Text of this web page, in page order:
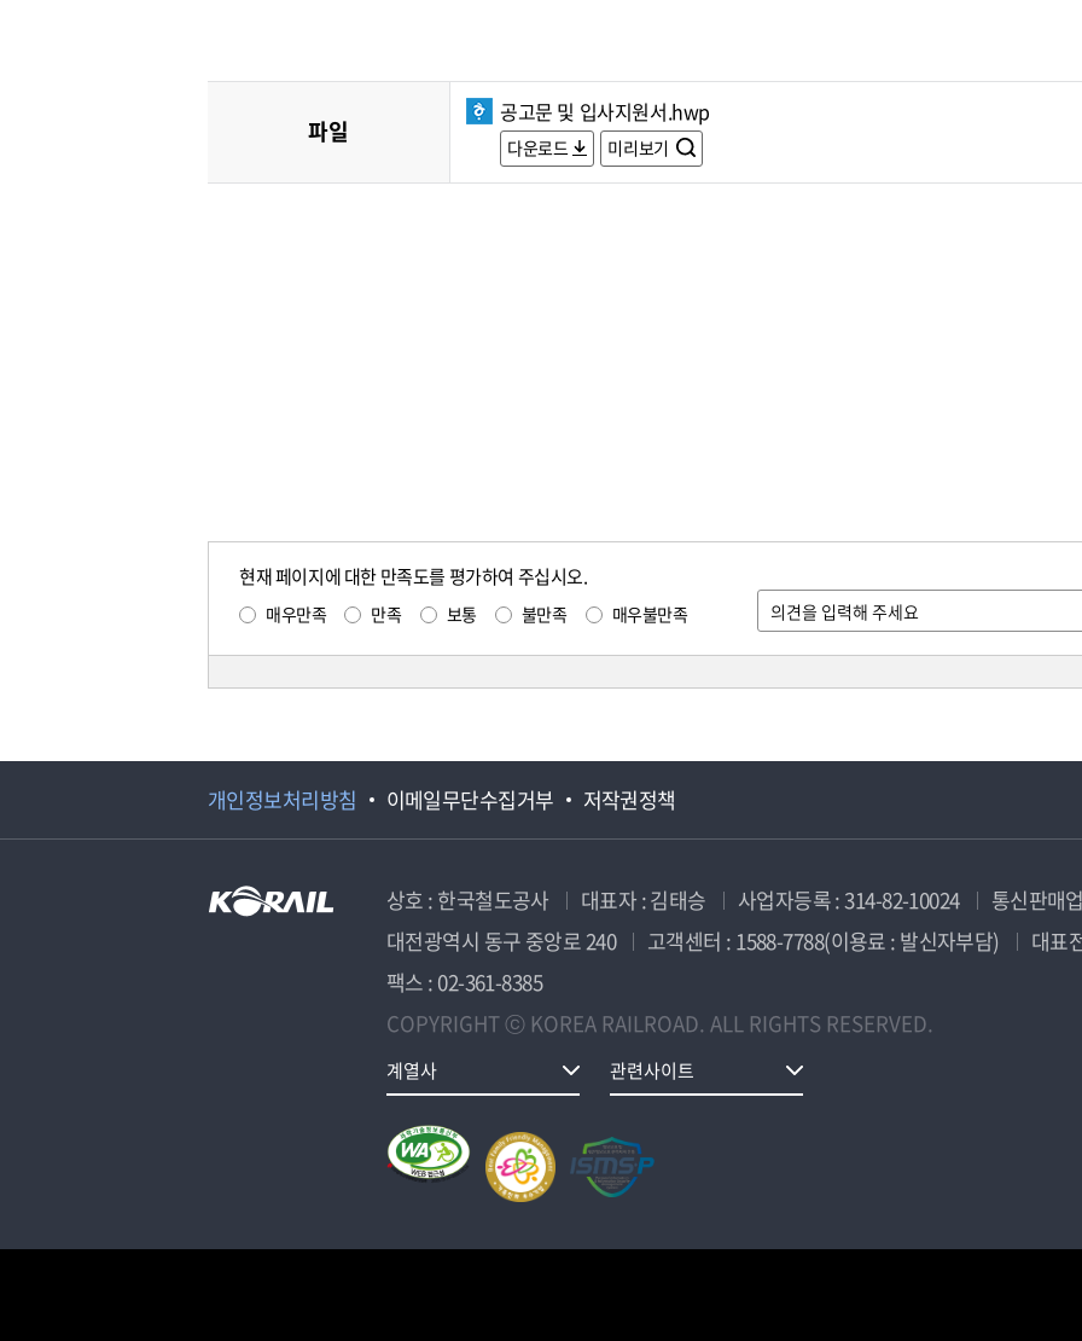
파일
공고문 및 입사지원서.hwp
다운로드 미리보기
현재 페이지에 대한 만족도를 평가하여 주십시오.
매우만족 만족 보통 불만족 매우불만족
개인정보처리방침 이메일무단수집거부 저작권정책
상호 : 한국철도공사 대표자 : 김태승 사업자등록 : 314-82-10024
통신판매
대전광역시 동구 중앙로 240
고객센터 : 1588-7788(이용료 : 발신자부담)
대표
팩스 : 02-361-8385
COPYRIGHT ⓒ KOREA RAILROAD. ALL RIGHTS RESERVED.
계열사 관련사이트